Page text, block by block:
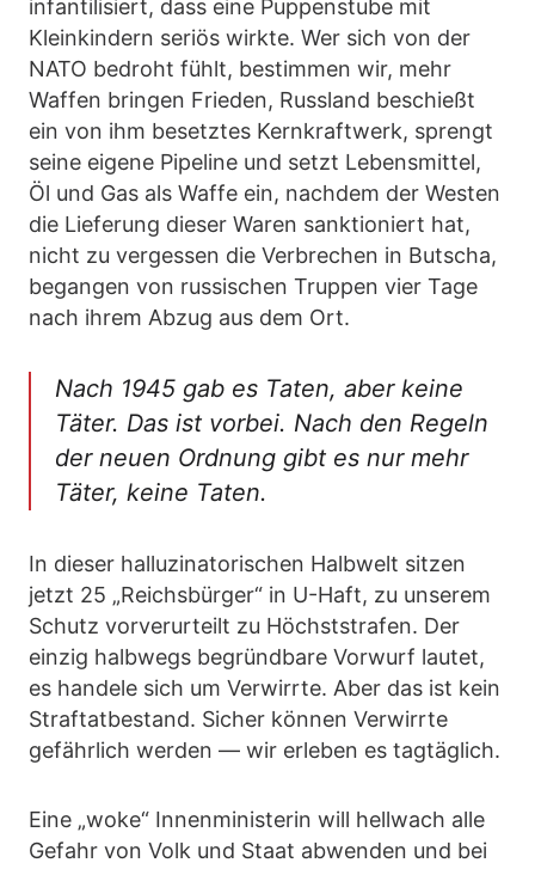
infantilisiert, dass eine Puppenstube mit
Kleinkindern seriös wirkte. Wer sich von der
NATO bedroht fühlt, bestimmen wir, mehr
Waffen bringen Frieden, Russland beschießt
ein von ihm besetztes Kernkraftwerk, sprengt
seine eigene Pipeline und setzt Lebensmittel,
Öl und Gas als Waffe ein, nachdem der Westen
die Lieferung dieser Waren sanktioniert hat,
nicht zu vergessen die Verbrechen in Butscha,
begangen von russischen Truppen vier Tage
nach ihrem Abzug aus dem Ort.
Nach 1945 gab es Taten, aber keine
Täter. Das ist vorbei. Nach den Regeln
der neuen Ordnung gibt es nur mehr
Täter, keine Taten.
In dieser halluzinatorischen Halbwelt sitzen
jetzt 25 „Reichsbürger“ in U-Haft, zu unserem
Schutz vorverurteilt zu Höchststrafen. Der
einzig halbwegs begründbare Vorwurf lautet,
es handele sich um Verwirrte. Aber das ist kein
Straftatbestand. Sicher können Verwirrte
gefährlich werden — wir erleben es tagtäglich.
Eine „woke“ Innenministerin will hellwach alle
Gefahr von Volk und Staat abwenden und bei